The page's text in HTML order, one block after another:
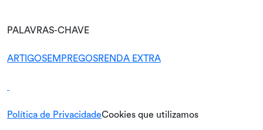
PALAVRAS-CHAVE
ARTIGOSEMPREGOSRENDA EXTRA
Política de PrivacidadeCookies que utilizamos